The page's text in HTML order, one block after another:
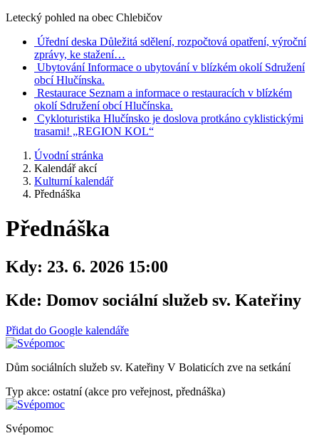
Letecký pohled na obec Chlebičov
Úřední deska Důležitá sdělení, rozpočtová opatření, výroční
zprávy, ke stažení…
Ubytování Informace o ubytování v blízkém okolí Sdružení
obcí Hlučínska.
Restaurace Seznam a informace o restauracích v blízkém
okolí Sdružení obcí Hlučínska.
Cykloturistika Hlučínsko je doslova protkáno cyklistickými
trasami! „REGION KOL“
Úvodní stránka
Kalendář akcí
Kulturní kalendář
Přednáška
Přednáška
Kdy: 23. 6. 2026 15:00
Kde: Domov sociální služeb sv. Kateřiny
Přidat do Google kalendáře
Dům sociálních služeb sv. Kateřiny V Bolaticích zve na setkání
Typ akce: ostatní (akce pro veřejnost, přednáška)
Svépomoc